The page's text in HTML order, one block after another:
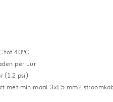
tot 40ºC
per uur
(1.2 psi)
met minimaal 3x1.5 mm2